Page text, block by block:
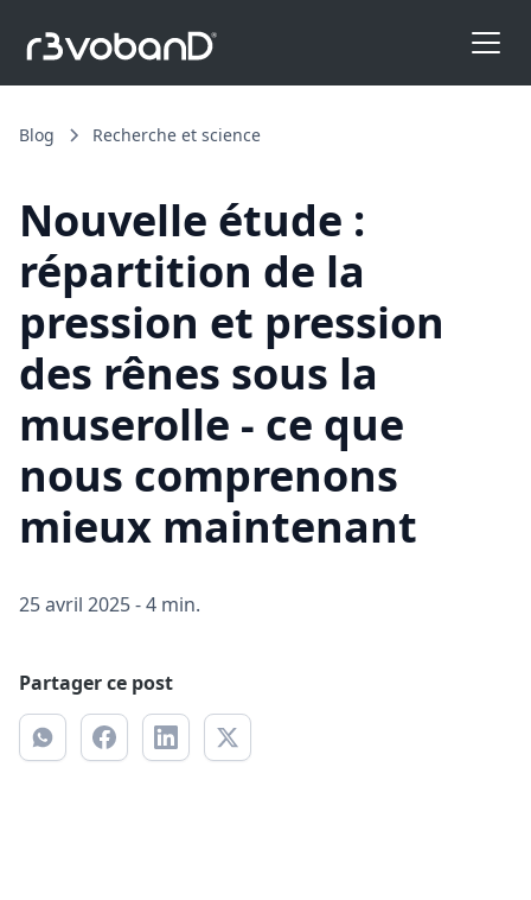
Blog Recherche et science
Nouvelle étude :
répartition de la
pression et pression
des rênes sous la
muserolle - ce que
nous comprenons
mieux maintenant
25 avril 2025-4 min.
Partager ce post